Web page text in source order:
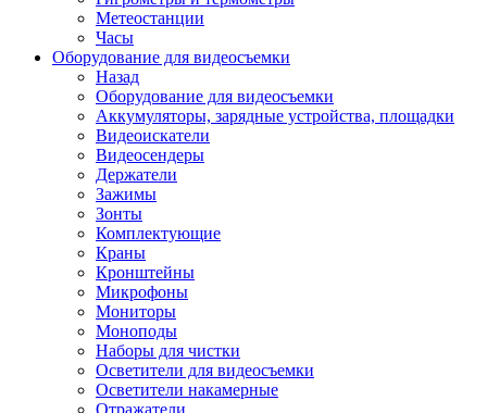
Метеостанции
Часы
Оборудование для видеосъемки
Назад
Оборудование для видеосъемки
Аккумуляторы, зарядные устройства, площадки
Видеоискатели
Видеосендеры
Держатели
Зажимы
Зонты
Комплектующие
Краны
Кронштейны
Микрофоны
Мониторы
Моноподы
Наборы для чистки
Осветители для видеосъемки
Осветители накамерные
Отражатели